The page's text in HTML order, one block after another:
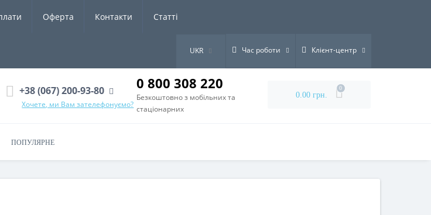
Оферта Контакти Статті
UKR Час роботи Клієнт-центр
+38 (067) 200-93-80
Хочете, ми Вам зателефонуємо?
0 800 308 220
Безкоштовно з мобільних та
стаціонарних
0.00 грн.
0
ПОПУЛЯРНЕ